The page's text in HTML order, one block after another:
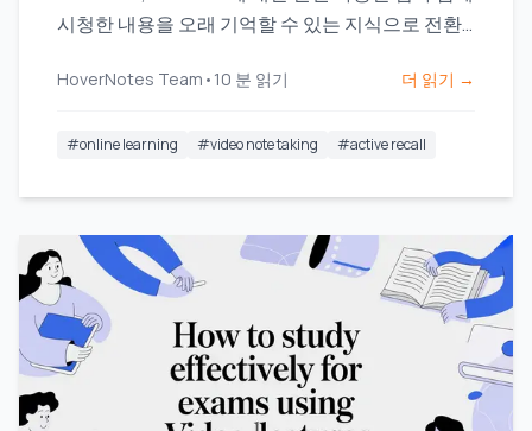
시청한 내용을 오래 기억할 수 있는 지식으로 전환
HoverNotes Team • 10 분 읽기 더 읽기 →
#online learning #video note taking #active recall